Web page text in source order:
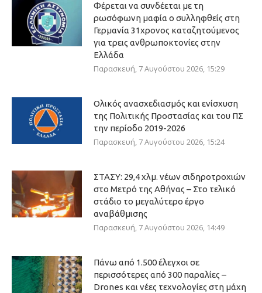
Φέρεται να συνδέεται με τη
ρωσόφωνη μαφία ο συλληφθείς στη
Γερμανία 31χρονος καταζητούμενος
για τρεις ανθρωποκτονίες στην
Ελλάδα
Παρασκευή, 7 Αυγούστου 2026, 15:29
Ολικός ανασχεδιασμός και ενίσχυση
της Πολιτικής Προστασίας και του ΠΣ
την περίοδο 2019-2026
Παρασκευή, 7 Αυγούστου 2026, 15:24
ΣΤΑΣΥ: 29,4 χλμ. νέων σιδηροτροχιών
στο Μετρό της Αθήνας – Στο τελικό
στάδιο το μεγαλύτερο έργο
αναβάθμισης
Παρασκευή, 7 Αυγούστου 2026, 14:49
Πάνω από 1.500 έλεγχοι σε
περισσότερες από 300 παραλίες –
Drones και νέες τεχνολογίες στη μάχη